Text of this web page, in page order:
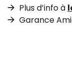
Plus d’info à
Garance